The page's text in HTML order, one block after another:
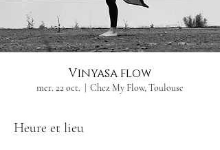
Vinyasa flow
mer. 22 oct. Chez My Flow, Toulouse
Heure et lieu